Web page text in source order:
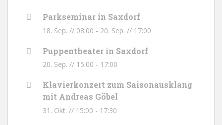
Parkseminar in Saxdorf
18. Sep. // 08:00 - 20. Sep. // 17:00
Puppentheater in Saxdorf
20. Sep. // 15:00 - 17:00
Klavierkonzert zum Saisonausklang
mit Andreas Göbel
31. Okt. // 15:00 - 17:30